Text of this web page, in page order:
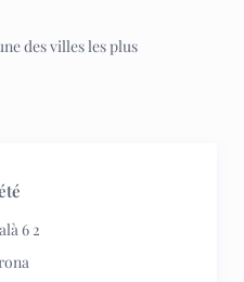
des villes les plus
6 2